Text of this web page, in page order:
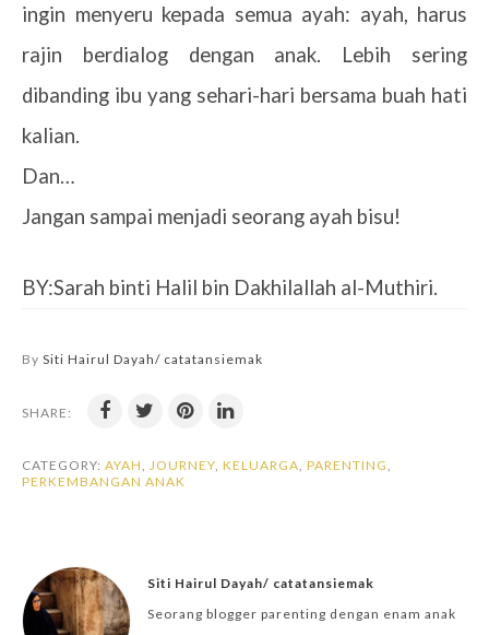
ingin menyeru kepada semua ayah: ayah, harus
rajin berdialog dengan anak. Lebih sering
dibanding ibu yang sehari-hari bersama buah hati
kalian.
Dan…
Jangan sampai menjadi seorang ayah bisu!
BY:Sarah binti Halil bin Dakhilallah al-Muthiri.
By Siti Hairul Dayah/ catatansiemak
SHARE:
CATEGORY: AYAH, JOURNEY, KELUARGA, PARENTING,
PERKEMBANGAN ANAK
Siti Hairul Dayah/ catatansiemak
Seorang blogger parenting dengan enam anak